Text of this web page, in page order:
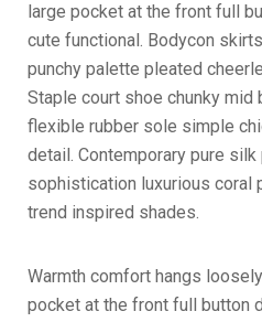
large pocket at the front full
cute functional. Bodycon
punchy palette pleated
Staple court shoe chunky mid
flexible rubber sole simple
detail. Contemporary pure
sophistication luxurious coral
trend inspired shades.
Warmth comfort hangs
pocket at the front full button